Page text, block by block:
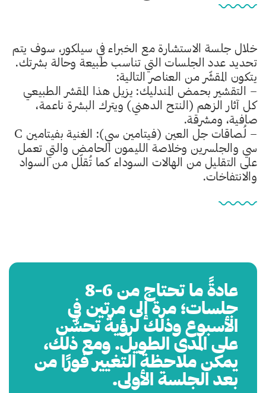
خلال جلسة الاستشارة مع الخبراء في سيلكور، سوف يتم
تحديد عدد الجلسات التي تناسب طبيعة وحالة بشرتك.
يتكون المقشّر من العناصر التالية:
– التقشير بحمض المندليك: يزيل هذا المقشر الطبيعي
كل آثار الزهم (النتح الدهني) ويترك البشرة ناعمة،
صافية، ومشرقة.
– لُصاقات جل العين (فيتامين سي): الغنية بفيتامين C
سي والجلسرين وخلاصة الليمون الحامض والتي تعمل
على التقليل من الهالات السوداء كما تُقلّل من السواد
والانتفاخات.
عادةً ما تحتاج من 6-8
جلسات؛ مرة إلى مرتين في
الأسبوع وذلك لرؤية تحسُّن
على المدى الطويل. ومع ذلك،
يمكن ملاحظة التغيير فورًا من
بعد الجلسة الأولى.